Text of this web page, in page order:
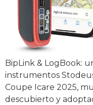
BipLink & LogBook:
instrumentos
Coupe Icare 2025,
descubierto y